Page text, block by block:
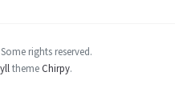
Some rights reserved.
themeChirpy.